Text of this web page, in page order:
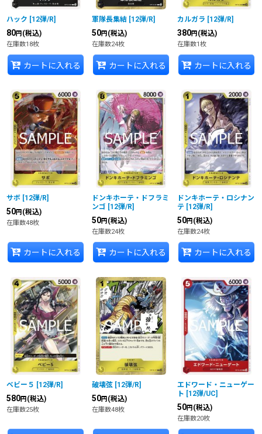
ハック [12弾/R]
80円 (税込)
在庫数18枚
カートに入れる
軍隊長集結 [12弾/R]
50円 (税込)
在庫数24枚
カートに入れる
カルガラ [12弾/R]
380円 (税込)
在庫数1枚
カートに入れる
サボ [12弾/R]
50円 (税込)
在庫数48枚
カートに入れる
ドンキホーテ・ドフラミ
ンゴ [12弾/R]
50円 (税込)
在庫数24枚
カートに入れる
ドンキホーテ・ロシナン
テ [12弾/R]
50円 (税込)
在庫数24枚
カートに入れる
ベビー５ [12弾/R]
580円 (税込)
在庫数25枚
破壊弦 [12弾/R]
50円 (税込)
在庫数48枚
エドワード・ニューゲー
ト [12弾/UC]
50円 (税込)
在庫数20枚